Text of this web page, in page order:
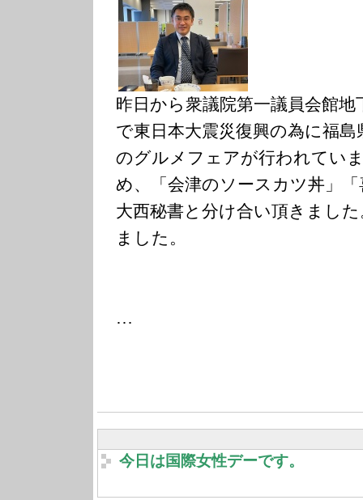
昨日から衆議院第一議員会館
で東日本大震災復興の為に福
のグルメフェアが行われてい
め、「会津のソースカツ丼」
大西秘書と分け合い頂きまし
ました。
…
今日は国際女性デーです。